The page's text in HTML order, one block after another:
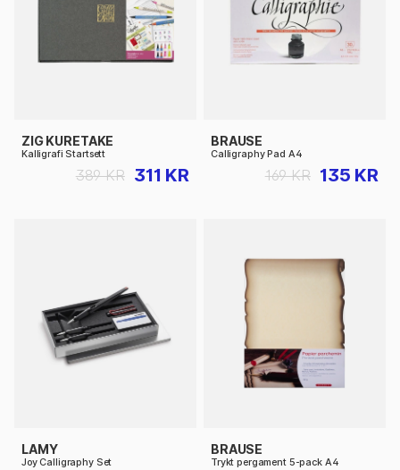
ZIG KURETAKE
Kalligrafi Startsett
311 KR
389 KR
BRAUSE
Calligraphy Pad A4
135 KR
169 KR
LAMY
Joy Calligraphy Set
BRAUSE
Trykt pergament 5-pack A4